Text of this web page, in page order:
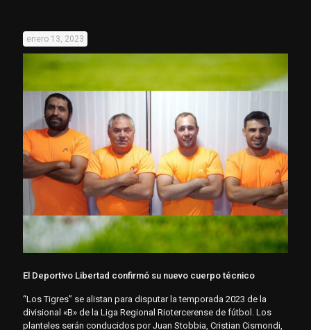
enero 13, 2023
El Deportivo Libertad confirmó su nuevo cuerpo técnico
“Los Tigres” se alistan para disputar la temporada 2023 de la
divisional «B» de la Liga Regional Riotercerense de fútbol. Los
planteles serán conducidos por Juan Stobbia, Cristian Cismondi,